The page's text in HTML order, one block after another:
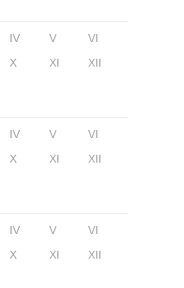
IV V
VI
X XI XII
IV V
VI
X XI XII
IV V
VI
X XI XII